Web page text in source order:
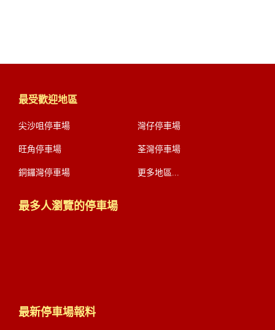
最受歡迎地區
尖沙咀停車場 灣仔停車場
旺角停車場 荃灣停車場
銅鑼灣停車場 更多地區...
最多人瀏覽的停車場
最新停車場報料